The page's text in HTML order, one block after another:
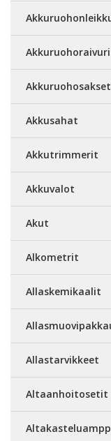
Akkuruohosakset
Akkusahat
Akkutrimmerit
Akkuvalot
Akut
Alkometrit
Allaskemikaalit
Allastarvikkeet
Altaanhoitosetit